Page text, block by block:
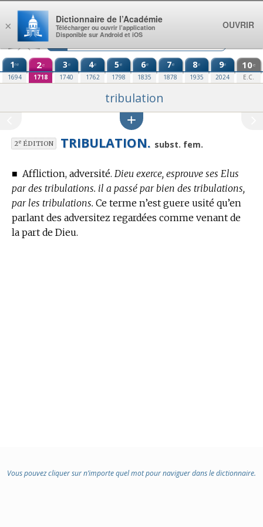
Aller au contenu
1re
1694
2e
1718
3e
1740
4e
1762
5e
1798
6e
1835
7e
1878
8e
1935
9e
2024
10e
E.C.
tribulation
2eÉDITION TRIBULATION. subst. fem.
■ Affliction, adversité. Dieu exerce, esprouve ses Elus
par des tribulations. il a passé par bien des tribulations,
par les tribulations. Ce terme n’est guere usité qu’en
parlant des adversitez regardées comme venant de
la part de Dieu.
Vous pouvez cliquer sur n’importe quel mot pour naviguer dans le dictionnaire.
×
Dictionnaire de l’Académie
Télécharger ou ouvrir l’application
Disponible sur Android et iOS
OUVRIR